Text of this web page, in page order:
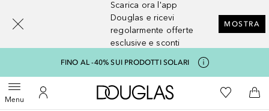
Scarica ora l'app
Douglas e ricevi
regolarmente offerte
esclusive e sconti
MOSTRA
FINO AL -40% SUI PRODOTTI SOLARI
MenuApri menuAl Mio Account
A Douglas HomeAlla Mia
Al
Torna indietro
Esegui ricerca
[navigation.slideout.screenreader]